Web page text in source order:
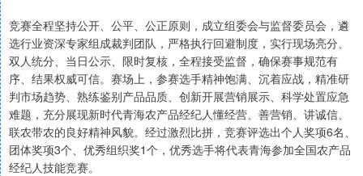
竞赛全程坚持公开、公平、公正原则，成立组委会与监督委员会，遴
选行业资深专家组成裁判团队，严格执行回避制度，实行现场亮分、
双人统分、当日公示、限时复核，全程接受监督，确保赛事规范有
序、结果权威可信。赛场上，参赛选手精神饱满、沉着应战，精准研
判市场趋势、熟练鉴别产品品质、创新开展营销展示、科学处置应急
难题，充分展现新时代青海农产品经纪人懂经营、善营销、讲诚信、
联农带农的良好精神风貌。经过激烈比拼，竞赛评选出个人奖项6名、
团体奖项3个、优秀组织奖1个，优秀选手将代表青海参加全国农产品
经纪人技能竞赛。